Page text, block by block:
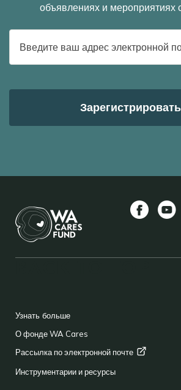
объявлениях и мероприятиях
mail
адрес
Узнать больше
О фонде WA Cares
Рассылка по электронной почте
Инструментарии и ресурсы